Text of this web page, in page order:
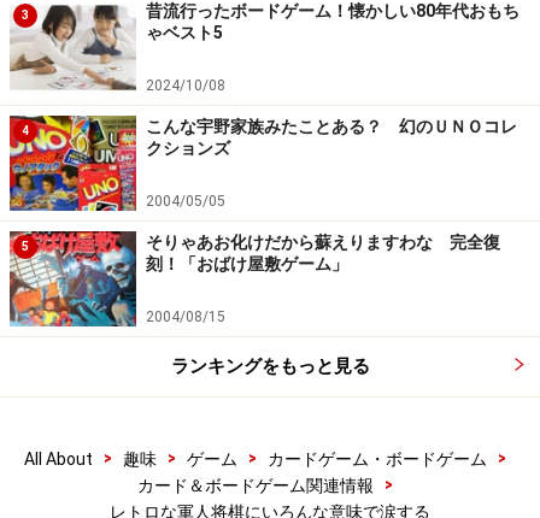
3
昔流行ったボードゲーム！懐かしい80年代おもち
ゃベスト5
2024/10/08
4
こんな宇野家族みたことある？ 幻のＵＮＯコレ
クションズ
2004/05/05
5
そりゃあお化けだから蘇えりますわな 完全復
刻！「おばけ屋敷ゲーム」
2004/08/15
ランキングをもっと見る
All About > 趣味 > ゲーム > カードゲーム・ボードゲーム
>
カード＆ボードゲーム関連情報
>
レトロな軍人将棋にいろんな意味で涙する